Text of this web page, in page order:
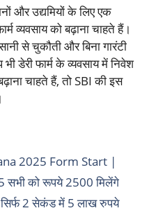
और उद्यमियों के लिए एक
व्यवसाय को बढ़ाना चाहते हैं।
से चुकौती और बिना गारंटी
डेरी फार्म के व्यवसाय में निवेश
चाहते हैं, तो SBI की इस
2025 Form Start |
सभी को रूपये 2500 मिलेंगे
2 सेकंड में 5 लाख रुपये